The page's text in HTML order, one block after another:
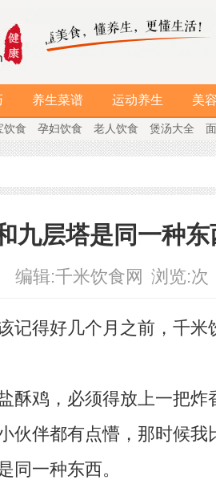
养生菜谱 运动养生 美
饮食 孕妇饮食 老人饮食 煲汤大全
九层塔是同一种
编辑:千米饮食网 浏览:次
得好几个月之前，千米
鸡，必须得放上一把炸
伴都有点懵，那时候我
同一种东西。